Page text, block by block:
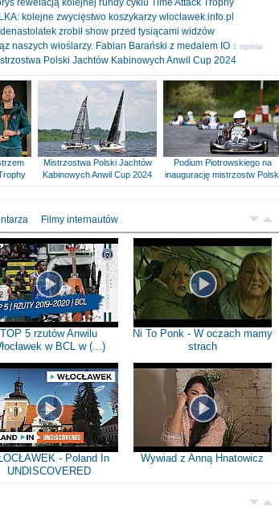
kolejne zwycięstwo koszykarzy wloclawek.info.pl
zrobił show przed tysiącami widzów
naszych wioślarzy. Fabian Barański z medalem IO 1 opinia
Polski Jachtów Kabinowych Anwil Cup 2024
Mistrzostwa Polski Jachtów
Kabinowych Anwil Cup 2024
Podium Piotrowskiego na
inaugurację mistrzostw Polski
Filmy internautów
TOP 5 rzutów Anwilu
w BCL w (...)
Ni To Ponk - W oczach mamy
strach
- Poland In
UNDISCOVERED
Wywiad z Anną Hnatowicz